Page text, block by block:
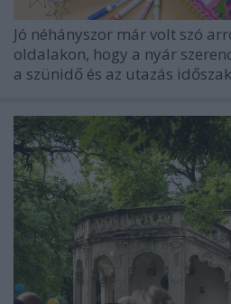
Jó néhányszor már volt szó
oldalakon, hogy a nyár
a szünidő és az utazás